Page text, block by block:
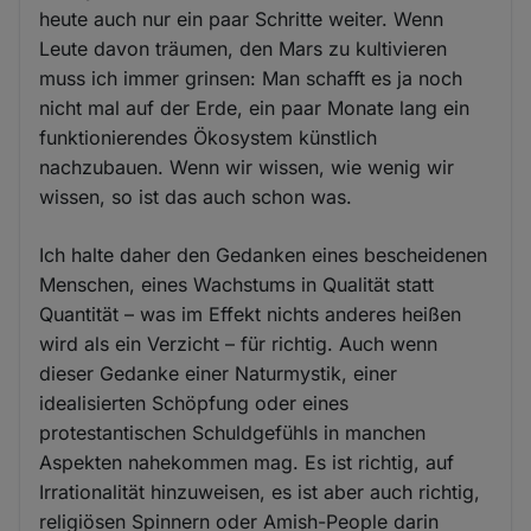
heute auch nur ein paar Schritte weiter. Wenn
Leute davon träumen, den Mars zu kultivieren
muss ich immer grinsen: Man schafft es ja noch
nicht mal auf der Erde, ein paar Monate lang ein
funktionierendes Ökosystem künstlich
nachzubauen. Wenn wir wissen, wie wenig wir
wissen, so ist das auch schon was.
Ich halte daher den Gedanken eines bescheidenen
Menschen, eines Wachstums in Qualität statt
Quantität – was im Effekt nichts anderes heißen
wird als ein Verzicht – für richtig. Auch wenn
dieser Gedanke einer Naturmystik, einer
idealisierten Schöpfung oder eines
protestantischen Schuldgefühls in manchen
Aspekten nahekommen mag. Es ist richtig, auf
Irrationalität hinzuweisen, es ist aber auch richtig,
religiösen Spinnern oder Amish-People darin